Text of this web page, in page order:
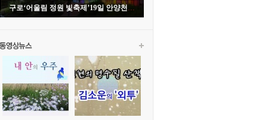
구로‘어울림 정원 빛축제’19일 안양천서